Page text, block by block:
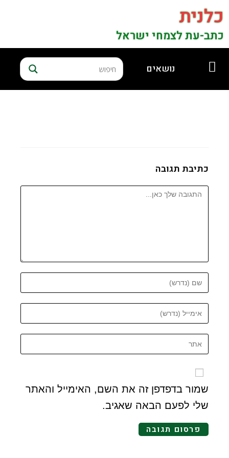
כלנית
כתב-עת לצמחי ישראל
נושאים
כתיבת תגובה
שמור בדפדפן זה את השם, האימייל והאתר
שלי לפעם הבאה שאגיב.